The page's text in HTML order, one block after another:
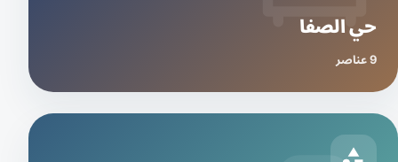
حي الصفا
9 عناصر